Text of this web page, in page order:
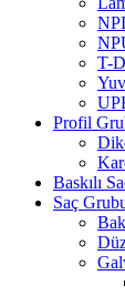
NPI
T-
Profil
Baskılı
Saç